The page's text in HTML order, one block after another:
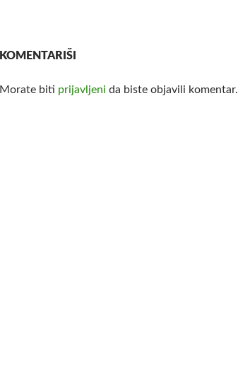
KOMENTARIŠI
Morate biti prijavljeni da biste objavili komentar.